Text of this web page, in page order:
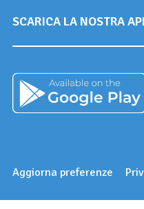
SCARICA LA NOSTRA
Aggiorna preferenze